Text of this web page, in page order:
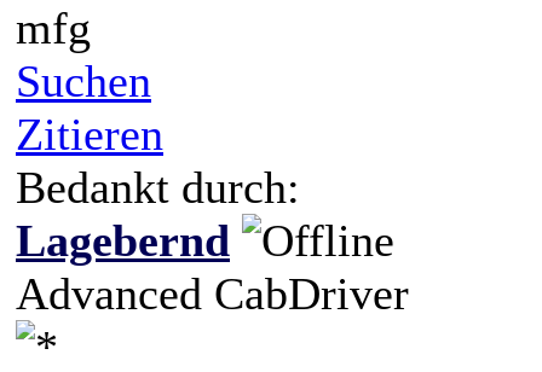
mfg
Suchen
Zitieren
Bedankt durch:
Lagebernd
Advanced CabDriver